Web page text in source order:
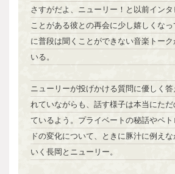
さすがだよ、ニューリー！と以前イン
ことがある彼との再会に少し嬉しくな
に普段は聞くことができない音楽トー
いる。
ニューリーが投げかける質問に優しく
れていながらも、話す様子は本当にた
ているよう。プライベートの秘話やペ
ドの変化について、ときに豚汁に例え
いく長岡とニューリー。